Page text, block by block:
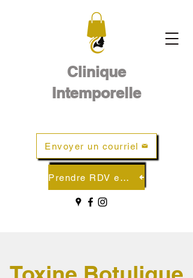
Clinique
Intemporelle
Envoyer un courriel
Prendre RDV en ligne